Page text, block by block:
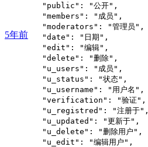
        "public": "公开",
        "members": "成员",
        "moderators": "管理员",
        "date": "日期",
        "edit": "编辑",
        "delete": "删除",
        "u_users": "成员",
        "u_status": "状态",
        "u_username": "用户名",
        "verification": "验证",
        "u_registred": "注册于",
        "u_updated": "更新于",
        "u_delete": "删除用户",
        "u_edit": "编辑用户",
5年前